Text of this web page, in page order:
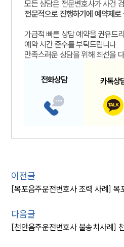
모든 상담은 전문변호사가 사건
전문적으로 진행하기에 예약제로
가급적 빠른 상담 예약을 권유드
예약 시간 준수를 부탁드립니다.
만족스러운 상담을 위해 최선을
전화상담 카톡상
이전글
다음글